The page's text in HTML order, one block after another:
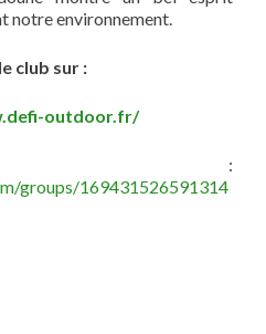
notre environnement.
club sur :
outdoor.fr/
:
groups/169431526591314